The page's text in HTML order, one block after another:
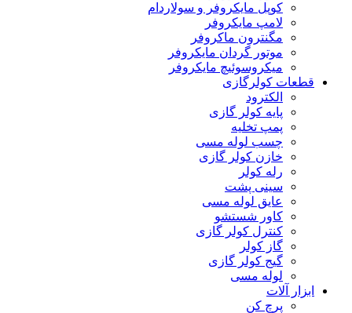
کوپل مایکروفر و سولاردام
لامپ مایکروفر
مگنترون ماکروفر
موتور گردان مایکروفر
میکروسوئیچ مایکروفر
قطعات کولرگازی
الکترود
پایه کولر گازی
پمپ تخلیه
چسب لوله مسی
خازن کولر گازی
رله کولر
سینی پشت
عایق لوله مسی
کاور شستشو
کنترل کولر گازی
گاز کولر
گیج کولر گازی
لوله مسی
ابزار آلات
پرچ کن